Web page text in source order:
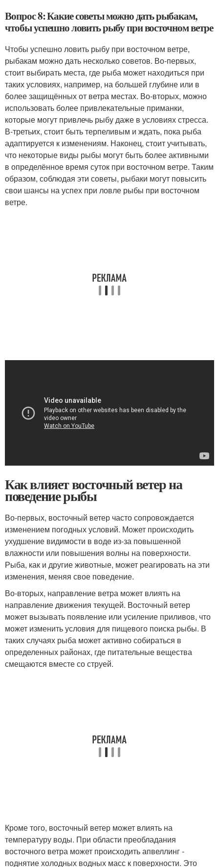
Вопрос 8: Какие советы можно дать рыбакам,
чтобы успешно ловить рыбу при восточном ветре
Чтобы успешно ловить рыбу при восточном ветре,
рыбакам можно дать несколько советов. Во-первых,
стоит выбирать места, где рыба может находиться при
таких условиях, например, на большей глубине или в
более защищённых от ветра местах. Во-вторых, можно
использовать более привлекательные приманки,
которые могут привлечь рыбу даже в условиях стресса.
В-третьих, стоит быть терпеливым и ждать, пока рыба
адаптируется к изменениям. Наконец, стоит учитывать,
что некоторые виды рыбы могут быть более активными
в определённое время суток при восточном ветре. Таким
образом, соблюдая эти советы, рыбаки могут повысить
свои шансы на успех при ловле рыбы при восточном
ветре.
Как влияет восточный ветер на
поведение рыбы
Во-первых, восточный ветер часто сопровождается
изменением погодных условий. Может происходить
ухудшение видимости в воде из-за повышенной
влажности или повышения волны на поверхности.
Рыба, как и другие животные, может реагировать на эти
изменения, меняя свое поведение.
Во-вторых, направление ветра может влиять на
направление движения текущей. Восточный ветер
может вызывать появление или усиление приливов, что
может изменить условия для пищевого поиска рыбы. В
таких случаях рыба может активно собираться в
определенных районах, где питательные вещества
смещаются вместе со струей.
Кроме того, восточный ветер может влиять на
температуру воды. При области преобладания
восточного ветра может происходить апвеллинг -
поднятие холодных водных масс к поверхности. Это